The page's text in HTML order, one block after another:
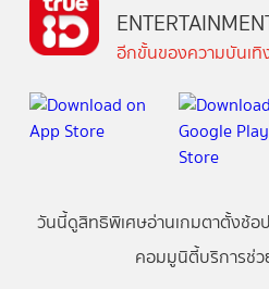
อีกขั้นของความบันเทิ
วันนี้ดูสิทธิพิเศษอ่านเกมตาตั้งช้อ
คอมมูนิตี้บริการช่ว